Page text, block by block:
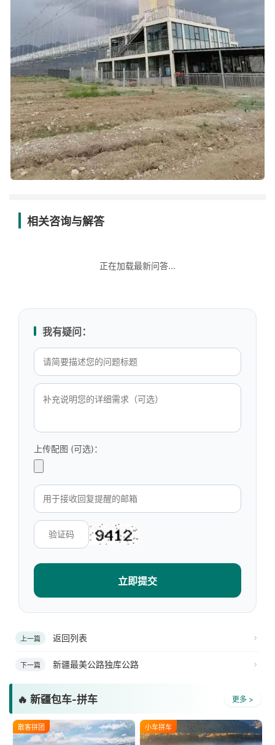
相关咨询与解答
正在加载最新问答...
我有疑问：
上传配图 (可选)：
立即提交
上一篇 返回列表
下一篇 新疆最美公路独库公路
🔥 新疆包车-拼车 更多 >
散客拼团 小车拼车